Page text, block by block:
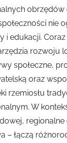
obrzędów
nie
i edukacji. Coraz
rozwoju
społeczne,
oraz
rzemiosłu
W
– łączą